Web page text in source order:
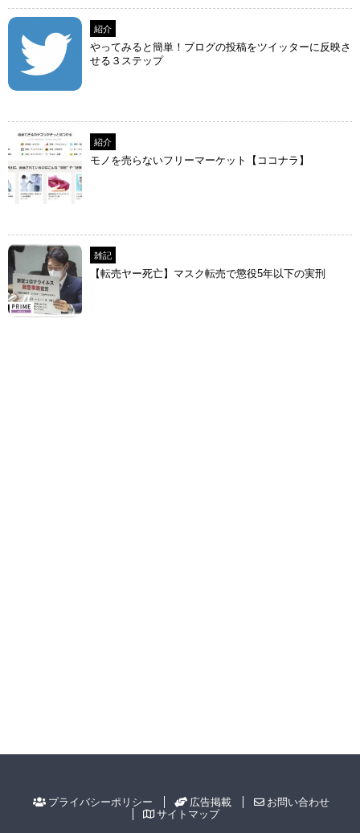
紹介
やってみると簡単！ブログの投稿をツイッターに反映さ
せる３ステップ
紹介
モノを売らないフリーマーケット【ココナラ】
雑記
【転売ヤー死亡】マスク転売で懲役5年以下の実刑
プライバシーポリシー 広告掲載
お問い合わせ
サイトマップ